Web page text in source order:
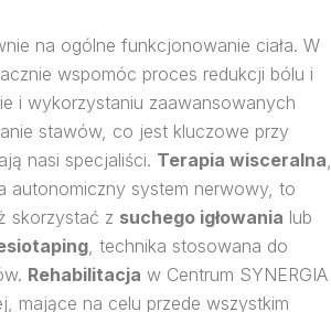
na ogólne funkcjonowanie ciała. W
wspomóc proces redukcji bólu i
i wykorzystaniu zaawansowanych
stawów, co jest kluczowe przy
nasi specjaliści. Terapia wisceralna,
autonomiczny system nerwowy, to
skorzystać z suchego igłowania lub
, technika stosowana do
Rehabilitacja w Centrum SYNERGIA
mające na celu przede wszystkim